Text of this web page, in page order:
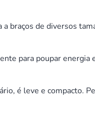
a braços de diversos
para poupar energia
é leve e compacto.